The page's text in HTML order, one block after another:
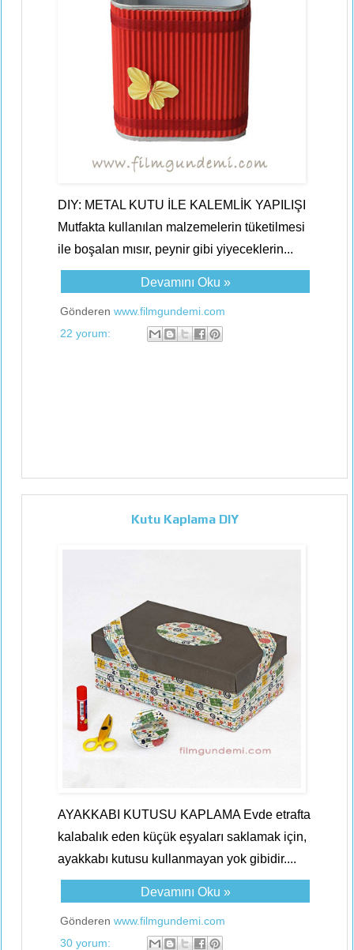
DIY: METAL KUTU İLE KALEMLİK YAPILIŞI
Mutfakta kullanılan malzemelerin tüketilmesi
ile boşalan mısır, peynir gibi yiyeceklerin...
Devamını Oku »
Gönderen www.filmgundemi.com
22 yorum:
Kutu Kaplama DIY
AYAKKABI KUTUSU KAPLAMA Evde etrafta
kalabalık eden küçük eşyaları saklamak için,
ayakkabı kutusu kullanmayan yok gibidir....
Devamını Oku »
Gönderen www.filmgundemi.com
30 yorum: